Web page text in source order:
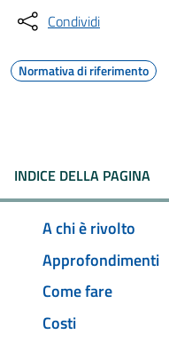
Condividi
Normativa di riferimento
INDICE DELLA PAGINA
A chi è rivolto
Approfondimenti
Come fare
Costi